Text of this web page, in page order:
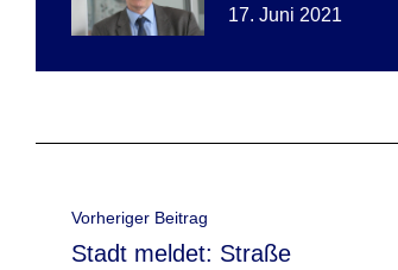
17. Juni 2021
Beitragsnavigation
Vorheriger Beitrag
Vorheriger
Stadt meldet: Straße